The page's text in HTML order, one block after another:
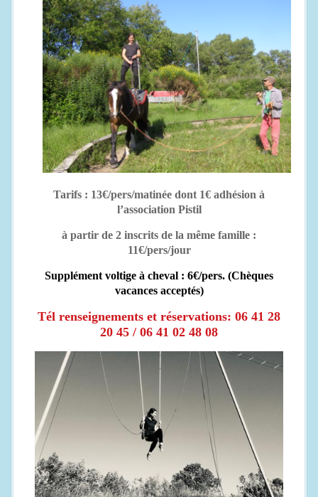
Tarifs : 13€/pers/matinée dont 1€ adhésion à
l’association Pistil
à partir de 2 inscrits de la même famille :
11€/pers/jour
Supplément voltige à cheval : 6€/pers. (Chèques
vacances acceptés)
Tél renseignements et réservations: 06 41 28
20 45 / 06 41 02 48 08